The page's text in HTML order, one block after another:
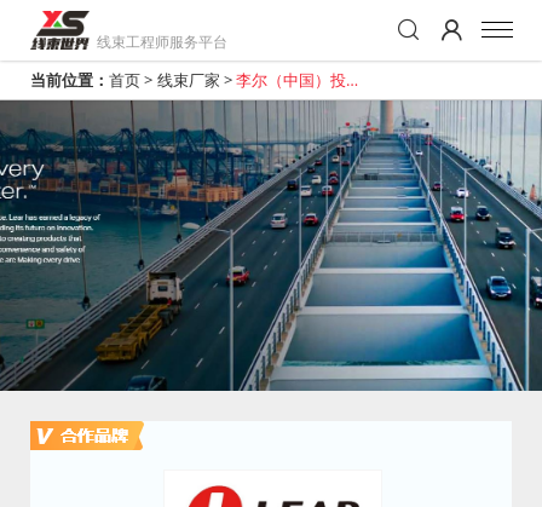
线束工程师服务平台
当前位置： 首页> 线束厂家 >李尔（中国）投资
有限公司